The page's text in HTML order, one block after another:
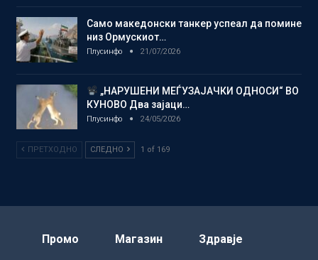
Само македонски танкер успеал да помине
низ Ормускиот…
Плусинфо 21/07/2026
„НАРУШЕНИ МЕЃУЗАЈАЧКИ ОДНОСИ“ ВО
КУНОВО Два зајаци…
Плусинфо 24/05/2026
ПРЕТХОДНО СЛЕДНО 1 of 169
Промо Магазин Здравје